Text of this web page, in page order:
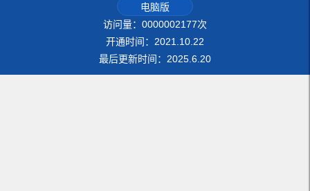
电脑版
访问量： 0000002177次
开通时间： 2021 10 22
最后更新时间： 2025 6 20